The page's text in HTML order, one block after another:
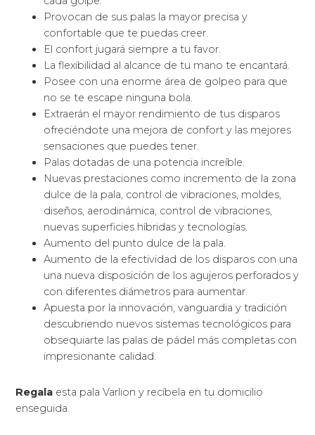
Provocan de sus palas la mayor precisa y
confortable que te puedas creer.
El confort jugará siempre a tu favor.
La flexibilidad al alcance de tu mano te encantará.
Posee con una enorme área de golpeo para que
no se te escape ninguna bola.
Extraerán el mayor rendimiento de tus disparos
ofreciéndote una mejora de confort y las mejores
sensaciones que puedes tener.
Palas dotadas de una potencia increíble.
Nuevas prestaciones como incremento de la zona
dulce de la pala, control de vibraciones, moldes,
diseños, aerodinámica, control de vibraciones,
nuevas superficies híbridas y tecnologías.
Aumento del punto dulce de la pala.
Aumento de la efectividad de los disparos con una
una nueva disposición de los agujeros perforados y
con diferentes diámetros para aumentar.
Apuesta por la innovación, vanguardia y tradición
descubriendo nuevos sistemas tecnológicos para
obsequiarte las palas de pádel más completas con
impresionante calidad.
Regala esta pala Varlion y recíbela en tu domicilio
enseguida.